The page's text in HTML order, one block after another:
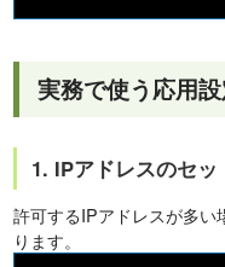
実務で使う応用
1. IPアドレスのセ
許可するIPアドレスが多い
ります。